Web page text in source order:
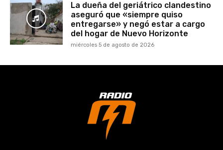
La dueña del geriátrico clandestino
aseguró que «siempre quiso
entregarse» y negó estar a cargo
del hogar de Nuevo Horizonte
miércoles 5 de agosto de 2026